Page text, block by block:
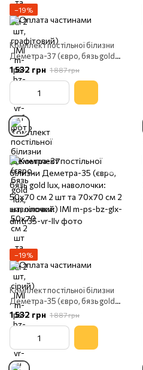
−19%
Комплект постільної білизни
Деметра-37 (євро, бязь gold
lux, наволочки: 50х70 см 2 шт
та 70х70 см 2 шт, сірий) IMI
1 532 грн 1 887 грн
−19%
Комплект постільної білизни
Деметра-35 (євро, бязь gold
lux, наволочки: 50х70 см 2 шт
та 70х70 см 2 шт, ліловий) IMI
1 532 грн 1 887 грн